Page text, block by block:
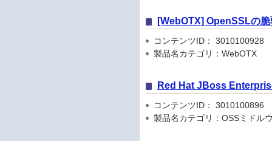
[WebOTX] OpenSSLの
コンテンツID： 3010100928
製品名カテゴリ：WebOTX
Red Hat JBoss
コンテンツID： 3010100896
製品名カテゴリ：OSSミドル